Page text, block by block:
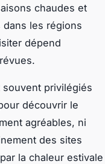
chaudes et
les régions
dépend
souvent privilégiés
découvrir le
agréables, ni
des sites
la chaleur estivale